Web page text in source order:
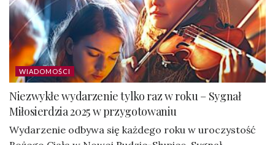
WIADOMOŚCI
Niezwykłe wydarzenie tylko raz w roku – Sygnał
Miłosierdzia 2025 w przygotowaniu
Wydarzenie odbywa się każdego roku w uroczystość